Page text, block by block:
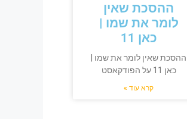
ההסכת שאין
לומר את שמו |
כאן 11
ההסכת שאין לומר את שמו |
כאן 11 על הפודקאסט
קרא עוד »